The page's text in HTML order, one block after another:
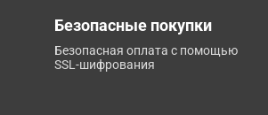
Безопасные покупки
Безопасная оплата с помощью
SSL-шифрования